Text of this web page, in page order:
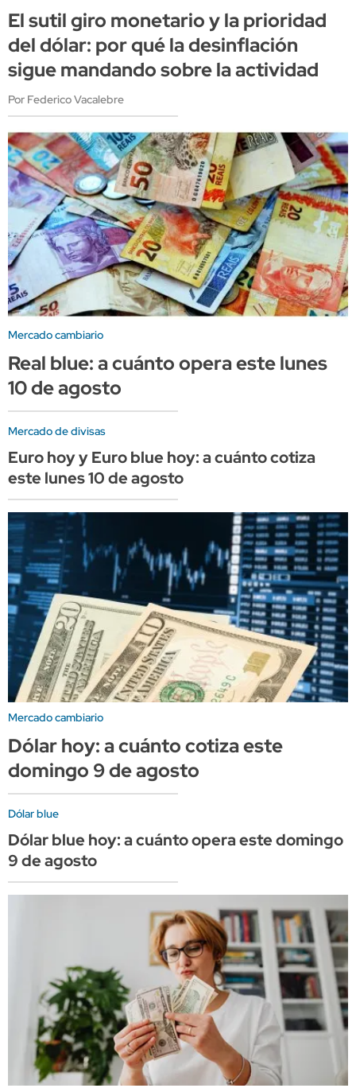
El sutil giro monetario y la prioridad
del dólar: por qué la desinflación
sigue mandando sobre la actividad
Por Federico Vacalebre
Mercado cambiario
Real blue: a cuánto opera este lunes
10 de agosto
Mercado de divisas
Euro hoy y Euro blue hoy: a cuánto cotiza
este lunes 10 de agosto
Mercado cambiario
Dólar hoy: a cuánto cotiza este
domingo 9 de agosto
Dólar blue
Dólar blue hoy: a cuánto opera este domingo
9 de agosto